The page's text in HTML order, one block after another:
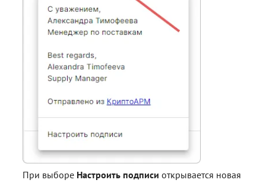
При выборе Настроить подписи открывается новая